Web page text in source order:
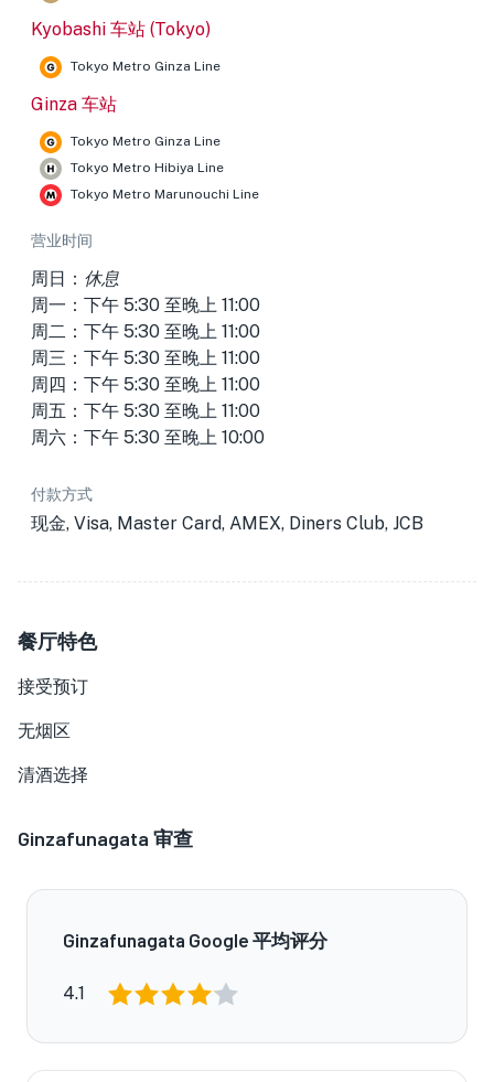
Kyobashi 车站 (Tokyo)
Tokyo Metro Ginza Line
Ginza 车站
Tokyo Metro Ginza Line
Tokyo Metro Hibiya Line
Tokyo Metro Marunouchi Line
营业时间
周日： 休息
周一：下午 5:30 至晚上 11:00
周二：下午 5:30 至晚上 11:00
周三：下午 5:30 至晚上 11:00
周四：下午 5:30 至晚上 11:00
周五：下午 5:30 至晚上 11:00
周六：下午 5:30 至晚上 10:00
付款方式
现金, Visa, Master Card, AMEX, Diners Club, JCB
餐厅特色
接受预订
无烟区
清酒选择
Ginzafunagata 审查
Ginzafunagata Google 平均评分
4.1